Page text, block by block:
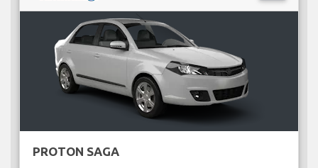
PROTON SAGA